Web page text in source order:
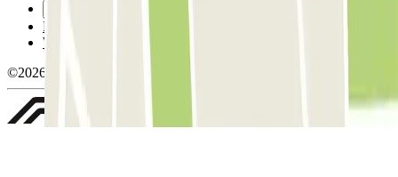
Politica sulla privacy
Whistleblowing
©2026 Parclick. Tutti i diritti riservati